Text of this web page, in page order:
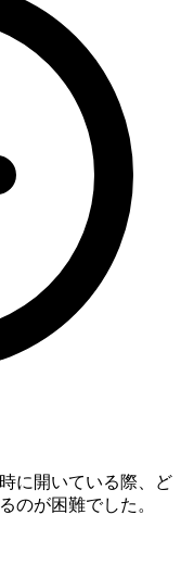
に開いている際、ど
のが困難でした。